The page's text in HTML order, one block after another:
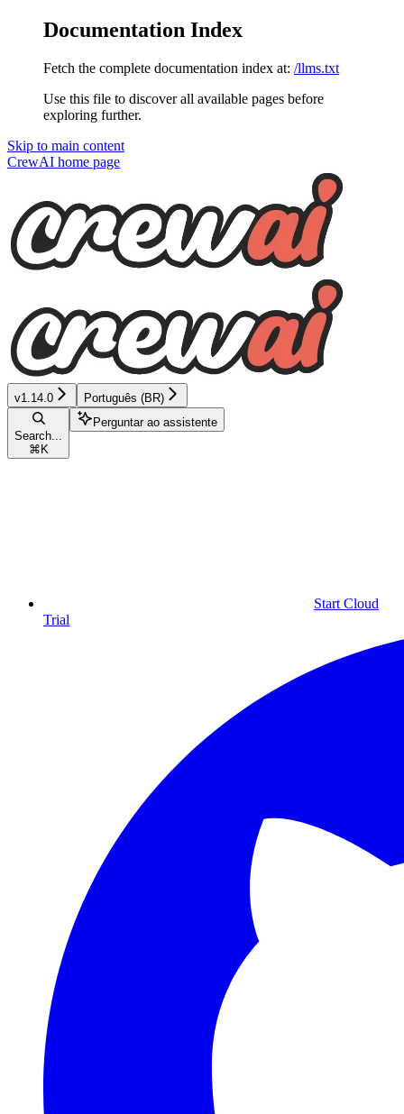
Documentation Index
Fetch the complete documentation index at: /llms.txt
Use this file to discover all available pages before
exploring further.
Skip to main content
CrewAI home page
v1.14.0 Português (BR)
Search...
⌘ K
Perguntar ao assistente
Start Cloud
Trial